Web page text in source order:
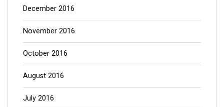
December 2016
November 2016
October 2016
August 2016
July 2016